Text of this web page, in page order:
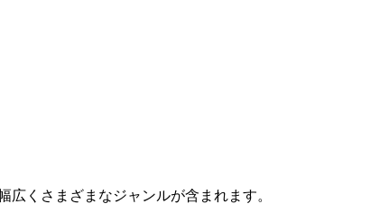
くさまざまなジャンルが含まれます。